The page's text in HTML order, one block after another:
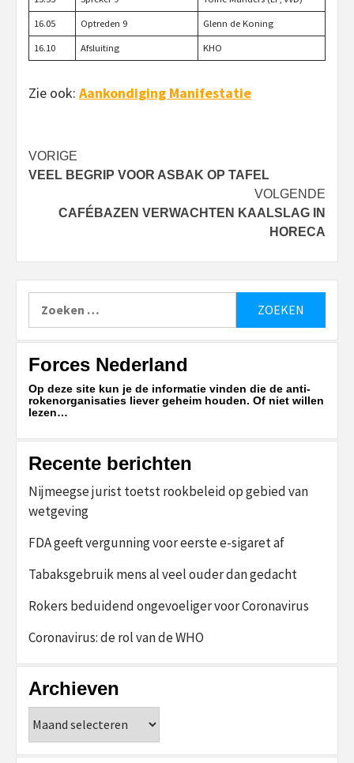
16.05 Optreden 9 Glenn de Koning
16.10 Afsluiting KHO
Zie ook: Aankondiging Manifestatie
Bericht
navigatie
VORIGE
VEEL BEGRIP VOOR ASBAK OP TAFEL
VOLGENDE
CAFÉBAZEN VERWACHTEN KAALSLAG IN
HORECA
naar:
Forces Nederland
Op deze site kun je de informatie vinden die de anti-
rokenorganisaties liever geheim houden. Of niet willen
lezen…
Recente berichten
Nijmeegse jurist toetst rookbeleid op gebied van
wetgeving
FDA geeft vergunning voor eerste e-sigaret af
Tabaksgebruik mens al veel ouder dan gedacht
Rokers beduidend ongevoeliger voor Coronavirus
Coronavirus: de rol van de WHO
Archieven